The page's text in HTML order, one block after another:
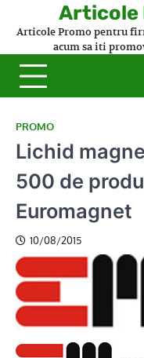
Articole
Articole Promo pentru
acum sa iti
PROMO
Lichid
500 de
Euromagnet
10/08/2015